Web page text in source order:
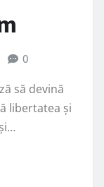
0
să devină
libertatea și